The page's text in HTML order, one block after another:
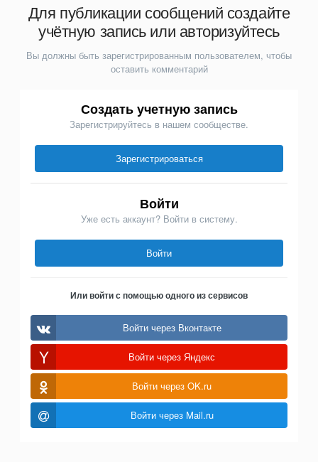
Для публикации сообщений создайте
учётную запись или авторизуйтесь
Вы должны быть зарегистрированным пользователем, чтобы
оставить комментарий
Создать учетную запись
Зарегистрируйтесь в нашем сообществе.
Зарегистрироваться
Войти
Уже есть аккаунт? Войти в систему.
Войти
Или войти с помощью одного из сервисов
Войти через Вконтакте
Войти через Яндекс
Войти через OK.ru
Войти через Mail.ru